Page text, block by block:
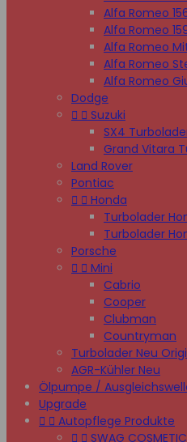
Alfa Romeo
Alfa Romeo
Alfa Romeo
Alfa Romeo
Alfa Romeo
Dodge
  Suzuki
SX4
Grand Vitara
Land Rover
Pontiac
  Honda
Turbolader
Turbolader
Porsche
  Mini
Cabrio
Cooper
Clubman
Countryman
Turbolader Neu
AGR-Kühler Neu
Ölpumpe /
Upgrade
  Autopflege Produkte
  SWAG